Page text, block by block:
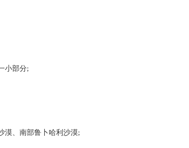
小部分;
漠、南部鲁卜哈利沙漠;